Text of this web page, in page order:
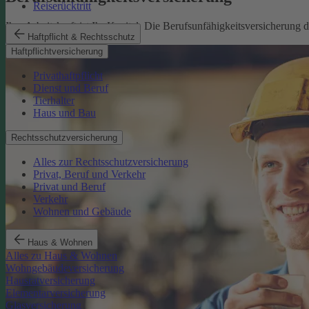
Reiserücktritt
Haftpflicht & Rechtsschutz
Haftpflichtversicherung
Privathaftpflicht
Dienst und Beruf
Tierhalter
Haus und Bau
Rechtsschutzversicherung
Alles zur Rechtsschutzversicherung
Privat, Beruf und Verkehr
Privat und Beruf
Verkehr
Wohnen und Gebäude
Haus & Wohnen
Alles zu Haus & Wohnen
Wohngebäudeversicherung
Hausratversicherung
Elementarversicherung
Glasversicherung
Ihre Arbeitskraft ist Ihr Kapital. Die
Mehr erfahren